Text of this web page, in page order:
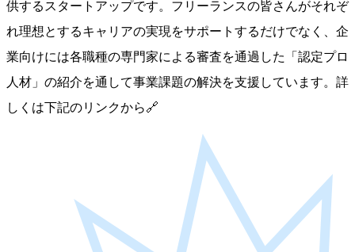
供するスタートアップです。フリーランスの皆さんがそれぞ
れ理想とするキャリアの実現をサポートするだけでなく、企
業向けには各職種の専門家による審査を通過した「認定プロ
人材」の紹介を通して事業課題の解決を支援しています。詳
しくは下記のリンクから🔗